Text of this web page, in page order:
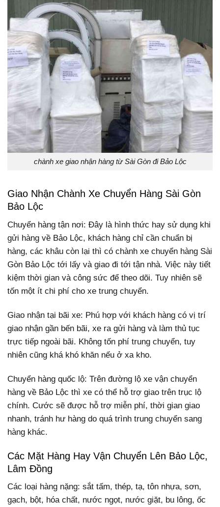
chành xe giao nhận hàng từ Sài Gòn đi Bảo Lộc
Giao Nhận Chành Xe Chuyển Hàng Sài Gòn
Bảo Lộc
Chuyển hàng tận nơi: Đây là hình thức hay sử dụng khi
gửi hàng về Bảo Lộc, khách hàng chỉ cần chuẩn bị
hàng, các khâu còn lại thì có chành xe chuyển hàng Sài
Gòn Bảo Lộc tới lấy và giao đi tới tận nhà. Việc này tiết
kiệm thời gian và công sức để theo dõi. Tuy nhiên sẽ
tốn một ít chi phí cho xe trung chuyển.
Giao nhận tại bãi xe: Phú hợp với khách hàng có vị trí
giao nhận gần bến bãi, xe ra gửi hàng và làm thủ tục
trực tiếp ngoài bãi. Không tốn phí trung chuyển, tuy
nhiên cũng khá khó khăn nếu ở xa kho.
Chuyển hàng quốc lộ: Trên đường lộ xe vận chuyển
hàng về Bảo Lộc thì xe có thể hỗ trợ giao trên trục lộ
chính. Cước sẽ được hỗ trợ miễn phí, thời gian giao
nhanh, tránh hư hàng do quá trình trung chuyển sang
hàng khác.
Các Mặt Hàng Hay Vận Chuyển Lên Bảo Lộc,
Lâm Đồng
Các loại hàng nặng: sắt tấm, thép, tạ, tôn nhựa, sơn,
gạch, bột, hóa chất, nước ngọt, nước giặt, bu lông, ốc